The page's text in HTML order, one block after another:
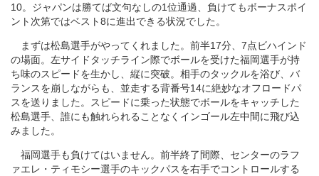
10。ジャパンは勝てば文句なしの1位通過、負けてもボーナスポイ
ント次第ではベスト8に進出できる状況でした。
まずは松島選手がやってくれました。前半17分、7点ビハインド
の場面。左サイドタッチライン際でボールを受けた福岡選手が持
ち味のスピードを生かし、縦に突破。相手のタックルを浴び、バ
ランスを崩しながらも、並走する背番号14に絶妙なオフロードパ
スを送りました。スピードに乗った状態でボールをキャッチした
松島選手、誰にも触れられることなくインゴール左中間に飛び込
みました。
福岡選手も負けてはいません。前半終了間際、センターのラフ
ァエレ・ティモシー選手のキックパスを右手でコントロールする